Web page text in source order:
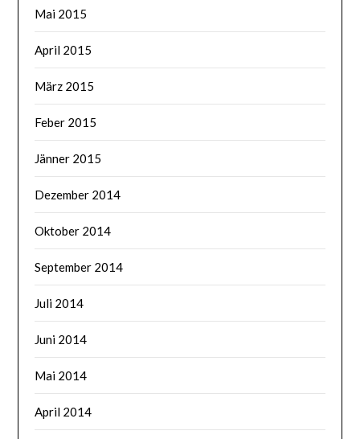
Mai 2015
April 2015
März 2015
Feber 2015
Jänner 2015
Dezember 2014
Oktober 2014
September 2014
Juli 2014
Juni 2014
Mai 2014
April 2014